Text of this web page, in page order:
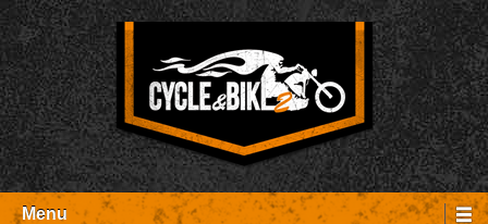
Aller
au
contenu
Cycle et Bike
Entretien Harley-Davidson, préparation et custom, boutique, pièces
détachées Rambouillet
Menu
Panneau de gestion des cookies